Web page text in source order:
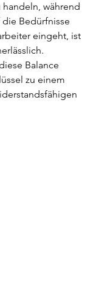
während
Bedürfnisse
eingeht, ist
Balance
zu einem